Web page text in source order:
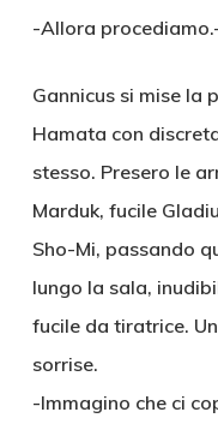
-Allora
Gannicus si mise la
Hamata con
stesso. Presero le
Marduk, fucile
Sho-Mi, passando
lungo la sala,
fucile da tiratrice.
sorrise.
-Immagino che ci